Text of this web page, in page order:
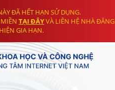
ĐÃ HẾT HẠN SỬ DỤNG.
TẠI ĐÂYVÀ LIÊN HỆ NHÀ ĐĂNG
GIA HẠN.